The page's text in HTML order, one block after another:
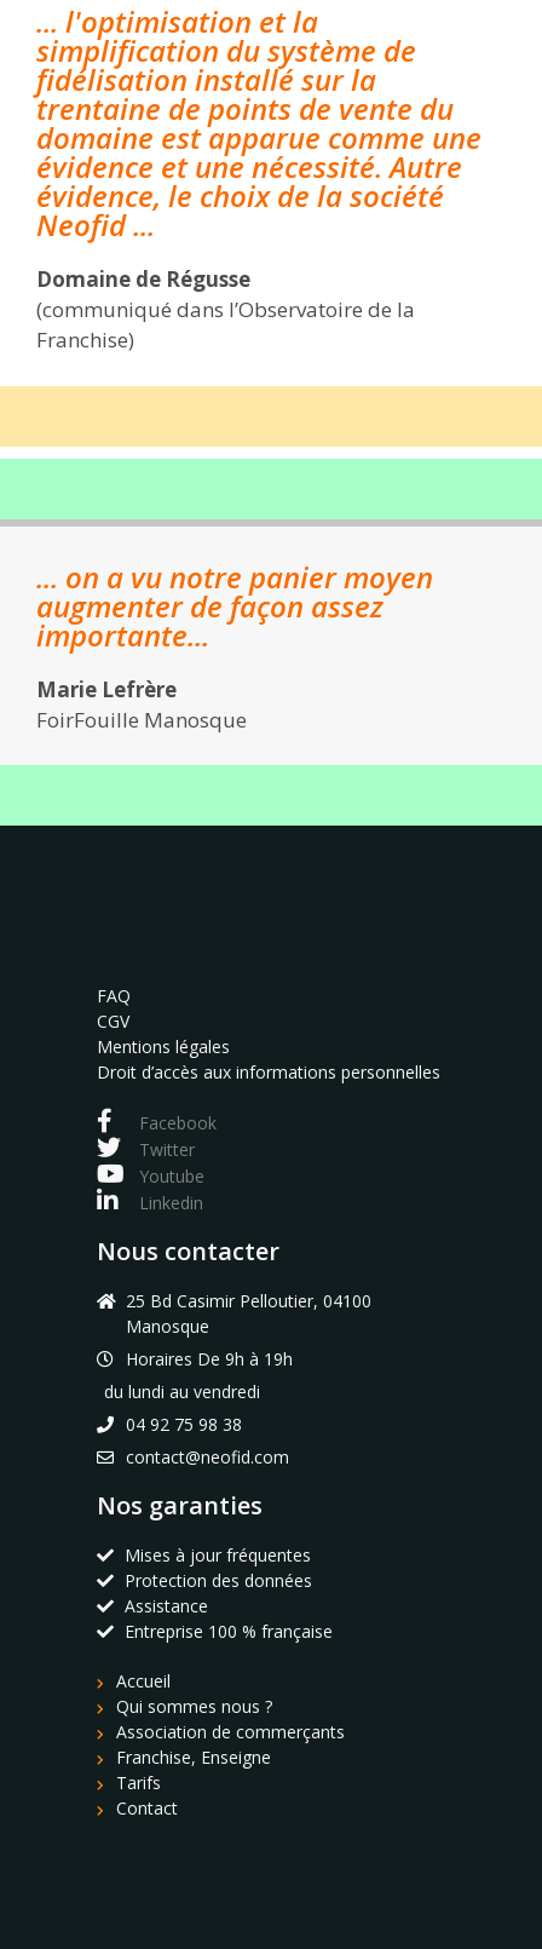
... l'optimisation et la
simplification du système de
fidélisation installé sur la
trentaine de points de vente du
domaine est apparue comme une
évidence et une nécessité. Autre
évidence, le choix de la société
Neofid ...
Domaine de Régusse
(communiqué dans l’Observatoire de la
Franchise)
... on a vu notre panier moyen
augmenter de façon assez
importante...
Marie Lefrère
FoirFouille Manosque
FAQ
CGV
Mentions légales
Droit d’accès aux informations personnelles
Facebook
Twitter
Youtube
Linkedin
Nous contacter
25 Bd Casimir Pelloutier, 04100
Manosque
Horaires De 9h à 19h
du lundi au vendredi
04 92 75 98 38
contact@neofid.com
Nos garanties
Mises à jour fréquentes
Protection des données
Assistance
Entreprise 100 % française
Accueil
Qui sommes nous ?
Association de commerçants
Franchise, Enseigne
Tarifs
Contact